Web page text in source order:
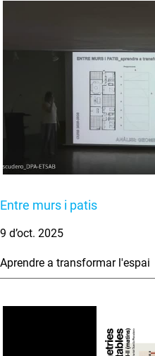
Entre murs i patis
9 d’oct. 2025
Aprendre a transformar l'espai